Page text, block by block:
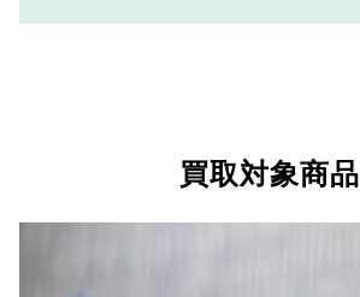
買取対象商品